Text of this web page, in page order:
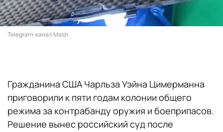
Telegram-канал Mash
Гражданина США Чарльза Уэйна Цимерманна
приговорили к пяти годам колонии общего
режима за контрабанду оружия и боеприпасов.
Решение вынес российский суд после